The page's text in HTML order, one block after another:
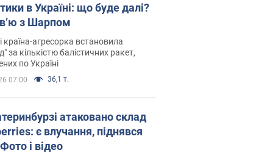
в Україні: що буде далі?
з Шарпом
країна-агресорка встановила
за кількістю балістичних ракет,
по Україні
07:00 36,1 т.
атаковано склад
є влучання, піднявся
і відео